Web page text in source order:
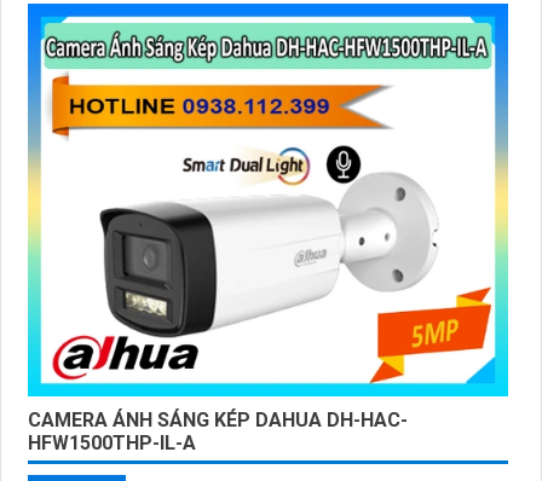
CAMERA ÁNH SÁNG KÉP DAHUA DH-HAC-
HFW1500THP-IL-A